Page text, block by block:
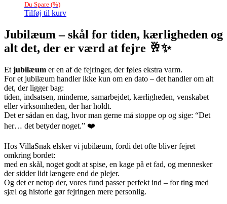
Du Spare (%)
Tilføj til kurv
Jubilæum – skål for tiden, kærligheden og
alt det, der er værd at fejre 🥂✨
Et jubilæum er en af de fejringer, der føles ekstra varm.
For et jubilæum handler ikke kun om en dato – det handler om alt
det, der ligger bag:
tiden, indsatsen, minderne, samarbejdet, kærligheden, venskabet
eller virksomheden, der har holdt.
Det er sådan en dag, hvor man gerne må stoppe op og sige: “Det
her… det betyder noget.” ❤️
Hos VillaSnak elsker vi jubilæum, fordi det ofte bliver fejret
omkring bordet:
med en skål, noget godt at spise, en kage på et fad, og mennesker
der sidder lidt længere end de plejer.
Og det er netop der, vores fund passer perfekt ind – for ting med
sjæl og historie gør fejringen mere personlig.